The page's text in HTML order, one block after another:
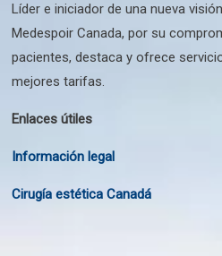
Líder e iniciador de una nueva
Medespoir Canada, por su
pacientes, destaca y ofrece
mejores tarifas.
Enlaces útiles
Información legal
Cirugía estética Canadá